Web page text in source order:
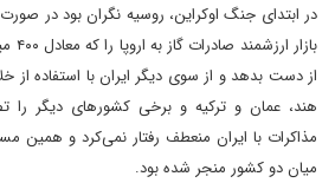
در ابتدای جنگ اوکراین، روسیه نگران بود در صورت
از دست بدهد و از سوی دیگر ایران با استفاده از
هند، عمان و ترکیه و برخی کشور‌های دیگر
مذاکرات با ایران منعطف رفتار نمی‌کرد و همین
میان دو کشور منجر شده بود.